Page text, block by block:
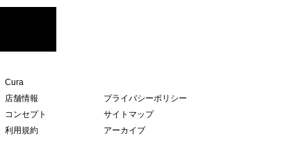
Cura
店舗情報
コンセプト
利用規約
プライバシーポリシー
サイトマップ
アーカイブ